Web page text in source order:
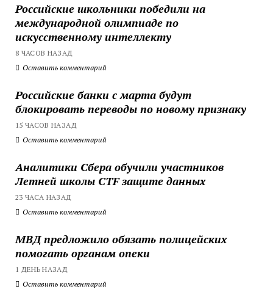
Российские школьники победили на
международной олимпиаде по
искусственному интеллекту
8 ЧАСОВ НАЗАД
Оставить комментарий
Российские банки с марта будут
блокировать переводы по новому признаку
15 ЧАСОВ НАЗАД
Оставить комментарий
Аналитики Сбера обучили участников
Летней школы CTF защите данных
23 ЧАСА НАЗАД
Оставить комментарий
МВД предложило обязать полицейских
помогать органам опеки
1 ДЕНЬ НАЗАД
Оставить комментарий